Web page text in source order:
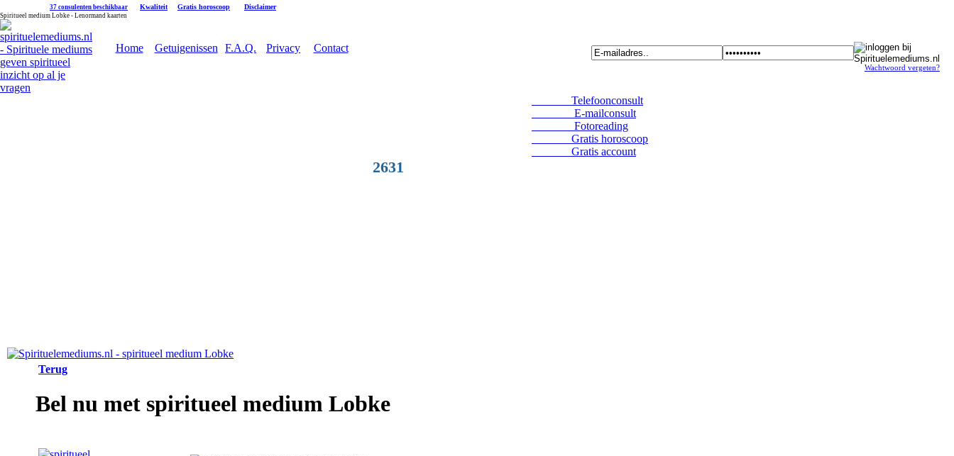
37 consulenten beschikbaar Kwaliteit Gratis horoscoop Disclaimer
Spiritueel medium Lobke - Lenormand kaarten
Home Getuigenissen F.A.Q. Privacy Contact
Wachtwoord vergeten?
2631
Telefoonconsult
E-mailconsult
Fotoreading
Gratis horoscoop
Gratis account
Terug
Bel nu met spiritueel medium Lobke